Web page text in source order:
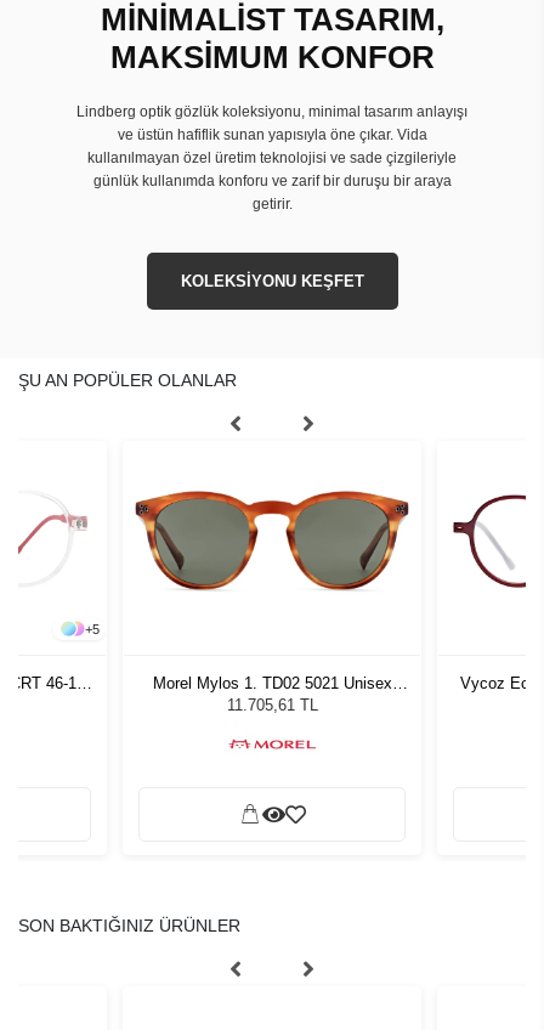
MİNİMALİST TASARIM,
MAKSİMUM KONFOR
Lindberg optik gözlük koleksiyonu, minimal tasarım anlayışı
ve üstün hafiflik sunan yapısıyla öne çıkar. Vida
kullanılmayan özel üretim teknolojisi ve sade çizgileriyle
günlük kullanımda konforu ve zarif bir duruşu bir araya
getirir.
KOLEKSİYONU KEŞFET
ŞU AN POPÜLER OLANLAR
+5
46-17
Morel Mylos 1. TD02 5021 Unisex
Güneş Gözlüğü
11.705,61 TL
Vycoz
SON BAKTIĞINIZ ÜRÜNLER